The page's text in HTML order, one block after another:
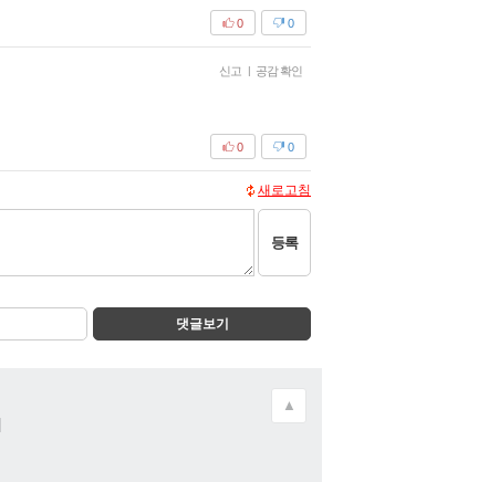
0
0
신고 | 공감 확인
0
0
새로고침
등록
댓글보기
▲